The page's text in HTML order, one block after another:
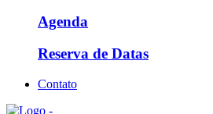
Agenda
Reserva de Datas
Contato